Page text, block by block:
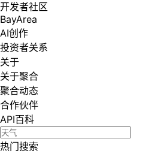
开发者社区
BayArea
AI创作
投资者关系
关于
关于聚合
聚合动态
合作伙伴
API百科
热门搜索